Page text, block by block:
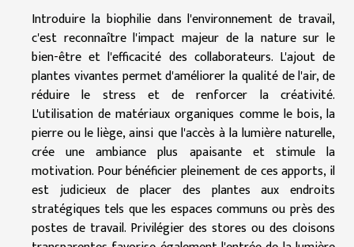
Introduire la biophilie dans l'environnement de travail,
c'est reconnaître l'impact majeur de la nature sur le
bien-être et l'efficacité des collaborateurs. L'ajout de
plantes vivantes permet d'améliorer la qualité de l'air, de
réduire le stress et de renforcer la créativité.
L'utilisation de matériaux organiques comme le bois, la
pierre ou le liège, ainsi que l'accès à la lumière naturelle,
crée une ambiance plus apaisante et stimule la
motivation. Pour bénéficier pleinement de ces apports, il
est judicieux de placer des plantes aux endroits
stratégiques tels que les espaces communs ou près des
postes de travail. Privilégier des stores ou des cloisons